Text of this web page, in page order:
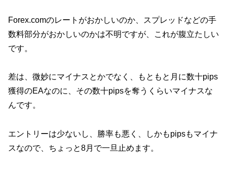
Forex.comのレートがおかしいのか、スプレッドなどの手
数料部分がおかしいのかは不明ですが、これが腹立たしい
です。
差は、微妙にマイナスとかでなく、もともと月に数十pips
獲得のEAなのに、その数十pipsを奪うくらいマイナスな
んです。
エントリーは少ないし、勝率も悪く、しかもpipsもマイナ
スなので、ちょっと8月で一旦止めます。